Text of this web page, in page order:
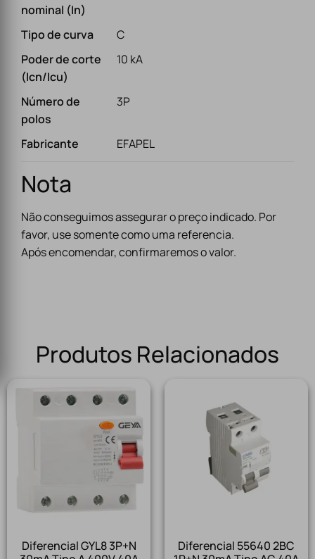
nominal (In)
Tipo de curva
C
Poder de corte
(Icn/Icu)
10 kA
Número de
polos
3P
Fabricante EFAPEL
Nota
Não conseguimos assegurar o preço indicado. Por
favor, use somente como uma referencia.
Após encomendar, confirmaremos o valor.
Produtos Relacionados
Diferencial GYL8 3P+N
Diferencial 55640 2BC